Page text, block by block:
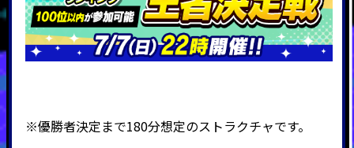
※優勝者決定まで180分想定のストラクチャです。